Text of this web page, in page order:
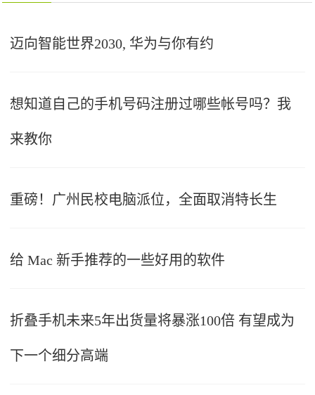
迈向智能世界2030, 华为与你有约
想知道自己的手机号码注册过哪些帐号吗？我
来教你
重磅！广州民校电脑派位，全面取消特长生
给 Mac 新手推荐的一些好用的软件
折叠手机未来5年出货量将暴涨100倍 有望成为
下一个细分高端